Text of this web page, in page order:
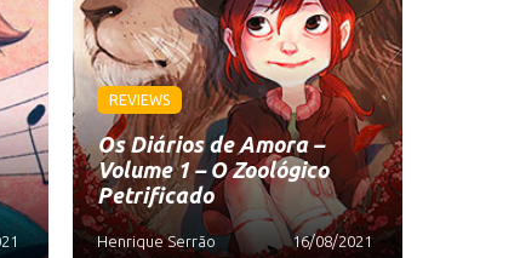
REVIEWS
Os Diários de Amora –
Volume 1 – O Zoológico
Petrificado
Henrique Serrão 16/08/2021